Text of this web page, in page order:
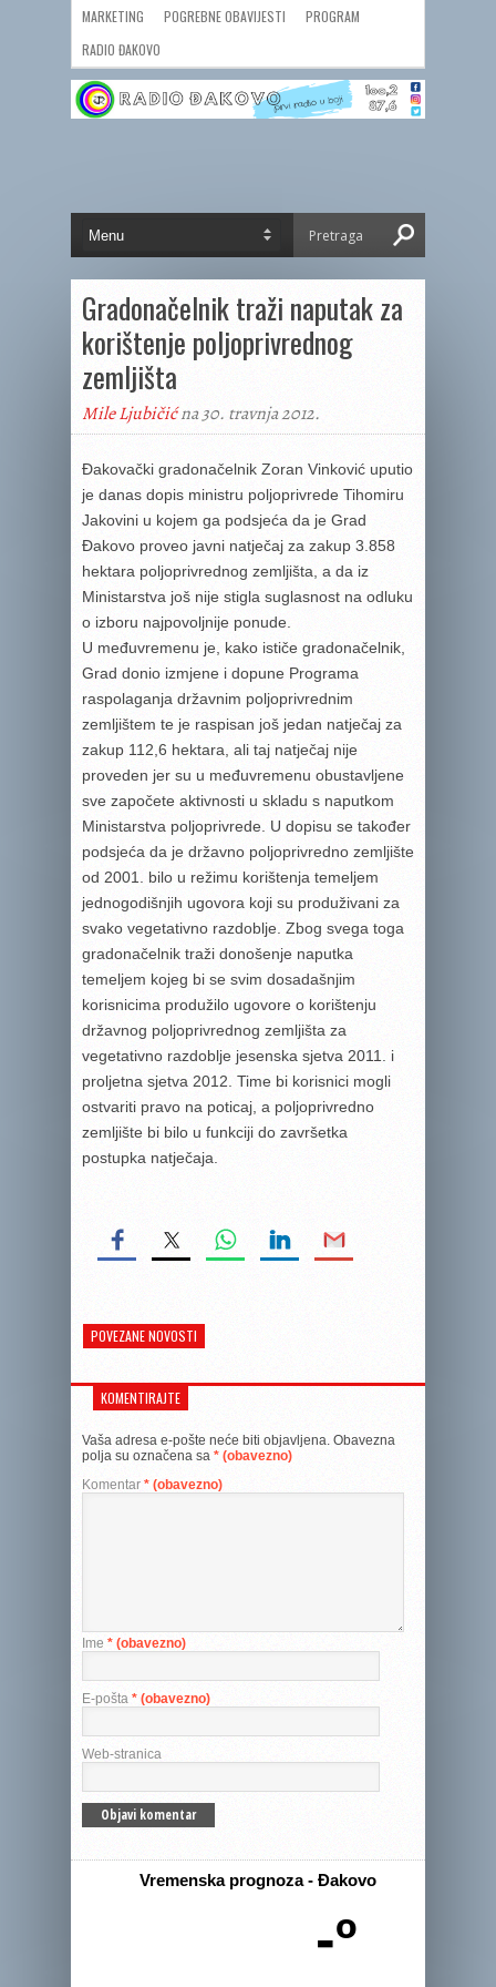
MARKETING POGREBNE OBAVIJESTI
PROGRAM
RADIO ĐAKOVO
Gradonačelnik traži naputak za
korištenje poljoprivrednog
zemljišta
Mile Ljubičićna 30. travnja 2012.
Đakovački gradonačelnik Zoran Vinković uputio
je danas dopis ministru poljoprivrede Tihomiru
Jakovini u kojem ga podsjeća da je Grad
Đakovo proveo javni natječaj za zakup 3.858
hektara poljoprivrednog zemljišta, a da iz
Ministarstva još nije stigla suglasnost na odluku
o izboru najpovoljnije ponude.
U međuvremenu je, kako ističe gradonačelnik,
Grad donio izmjene i dopune Programa
raspolaganja državnim poljoprivrednim
zemljištem te je raspisan još jedan natječaj za
zakup 112,6 hektara, ali taj natječaj nije
proveden jer su u međuvremenu obustavljene
sve započete aktivnosti u skladu s naputkom
Ministarstva poljoprivrede. U dopisu se također
podsjeća da je državno poljoprivredno zemljište
od 2001. bilo u režimu korištenja temeljem
jednogodišnjih ugovora koji su produživani za
svako vegetativno razdoblje. Zbog svega toga
gradonačelnik traži donošenje naputka
temeljem kojeg bi se svim dosadašnjim
korisnicima produžilo ugovore o korištenju
državnog poljoprivrednog zemljišta za
vegetativno razdoblje jesenska sjetva 2011. i
proljetna sjetva 2012. Time bi korisnici mogli
ostvariti pravo na poticaj, a poljoprivredno
zemljište bi bilo u funkciji do završetka
postupka natječaja.
POVEZANE NOVOSTI
KOMENTIRAJTE
Vaša adresa e-pošte neće biti objavljena. Obavezna
polja su označena sa * (obavezno)
Komentar * (obavezno)
Ime * (obavezno)
E-pošta * (obavezno)
Web-stranica
Vremenska prognoza - Đakovo
-º